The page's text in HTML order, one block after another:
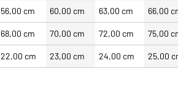
56,00 cm 60,00 cm 63,00 cm 66,00
68,00 cm 70,00 cm 72,00 cm 75,00
22,00 cm 23,00 cm 24,00 cm 25,00